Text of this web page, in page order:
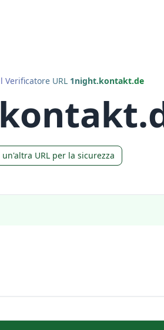
URL 1night.kontakt.de
un'altra URL per la sicurezza